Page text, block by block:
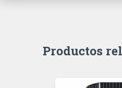
Productos